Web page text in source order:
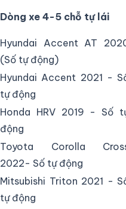
Dòng xe 4-5 chỗ tự lái
Hyundai Accent AT
(Số tự động)
Hyundai Accent 2021 -
tự động
Honda HRV 2019 - Số
động
Toyota Corolla
2022- Số tự động
Mitsubishi Triton 2021 -
tự động